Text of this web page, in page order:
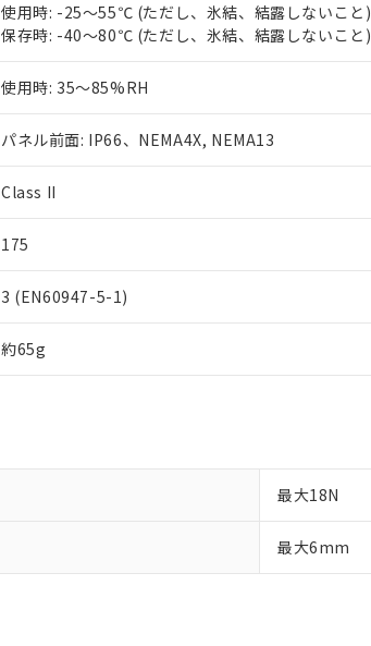
使用時: -25～55℃ (ただし、氷結、結露しないこと)
保存時: -40～80℃ (ただし、氷結、結露しないこと)
使用時: 35～85%RH
パネル前面: IP66、NEMA4X, NEMA13
Class II
175
3 (EN60947-5-1)
約65g
最大18N
最大6mm